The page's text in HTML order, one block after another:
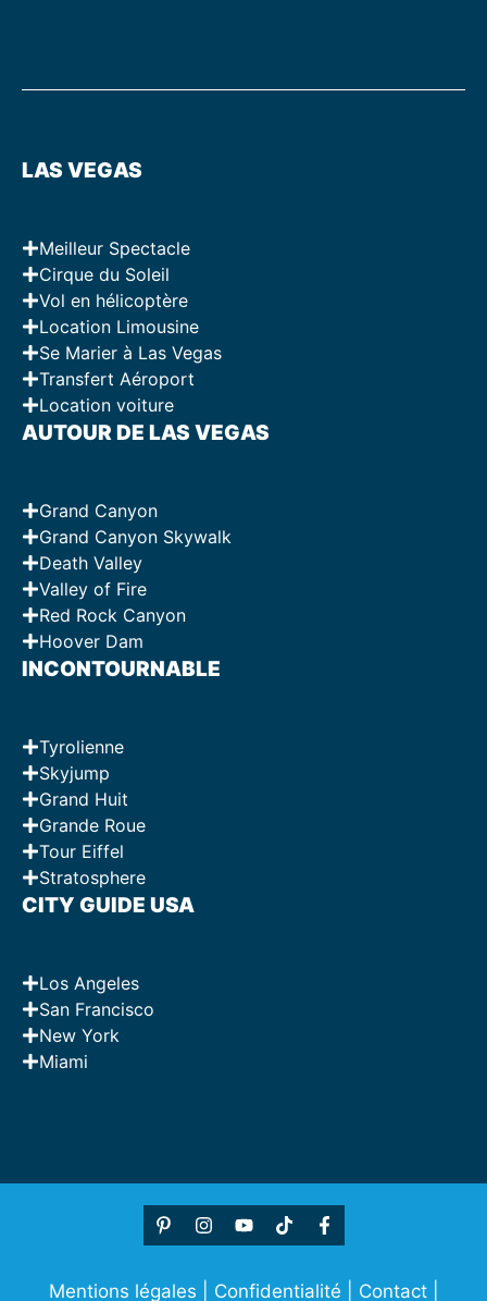
LAS VEGAS
Meilleur Spectacle
Cirque du Soleil
Vol en hélicoptère
Location Limousine
Se Marier à Las Vegas
Transfert Aéroport
Location voiture
AUTOUR DE LAS VEGAS
Grand Canyon
Grand Canyon Skywalk
Death Valley
Valley of Fire
Red Rock Canyon
Hoover Dam
INCONTOURNABLE
Tyrolienne
Skyjump
Grand Huit
Grande Roue
Tour Eiffel
Stratosphere
CITY GUIDE USA
Los Angeles
San Francisco
New York
Miami
Mentions légales Confidentialité Contact|